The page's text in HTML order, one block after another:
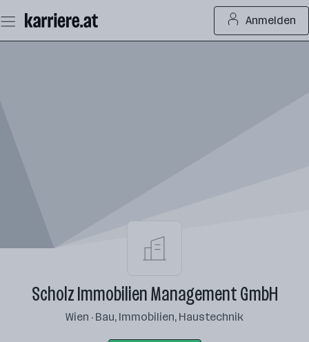
Seiteninhalt
springen
Anmelden
Scholz Immobilien Management GmbH
Wien · Bau, Immobilien, Haustechnik